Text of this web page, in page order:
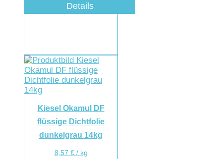
Details
Kiesel Okamul DF
flüssige Dichtfolie
dunkelgrau 14kg
8,57 €/ kg